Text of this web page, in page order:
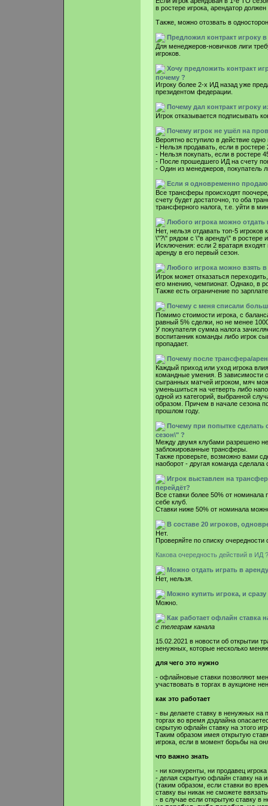
в ростере игрока, арендатор должен
Также, можно отозвать в
Предложил контракт игроку
Для менеджеров-новичков лиги
игроков.
Хочу предложить контракт
почему ?
Игроку более 2-х ИД назад уже
президентом федерации.
Почему дал контракт игроку
Игрок отказывается подписывать
Почему игрок не ушёл на
Вероятно вступило в действие
- Нельзя продавать, если в ростере
- Нельзя покупать, если в ростере
- После прошедшего ИД на счету
- Один из менеджеров, покупатель
Если я одновременно продаю
Все трансферы происходят
счету будет достаточно, то оба
трансферного налога, т.е. уйти в
Любого игрока можно отдать
Нет, нельзя отдавать топ-5
\"?\" рядом с \"в аренду\" в ростере
Исключения: если 2 вратаря
аренду в его первый сезон.
Любого игрока можно взять в
Игрок может отказаться
его мнению, чемпионат. Однако, в
Также есть ограничение по
Почему с меня списали
Помимо стоимости игрока, с
равный 5% сделки, но не менее
У покупателя сумма налога
воспитанник команды либо игрок
пропадает.
Почему после трансфера/
Каждый приход или уход игрока
командные умения. В зависимости
сыгранных матчей игроком, мяч
уменьшиться на четверть либо
одной из категорий, выбранной
образом. Причем в начале сезона
прошлом году.
Почему при попытке сделать
сезон\" ?
Между двумя клубами разрешено
заблокированные трансферы.
Также проверьте, возможно вами
наоборот - другая команда сделала
Игрок выставлен на
перейдёт?
Все ставки более 50% от номинала
себе клуб.
Ставки ниже 50% от номинала
В составе 20 игроков,
Нет.
Проверяйте по списку
Какова очередность действий в ИД ?
Можно отдать играть в
Нет, нельзя.
Можно купить игрока, и сразу
Можно.
Как работает офлайн ставка
с телеграм канала
15.02.2021 в новости об открытии
ненужных, которые несколько
для чего это нужно
- офлайновые ставки позволяют
участвовать в торгах в аукционе
как это работает
- вы делаете ставку в ненужных на
торгах во время дэдлайна
скрытую офлайн ставку на этого
Таким образом имея открытую
игрока, если в момент борьбы на
что важно знать
- ни конкуренты, ни продавец
- делая скрытую офлайн ставку на
(таким образом, если ставки во
ставку вы никак не сможете
- в случае если открытую ставку в